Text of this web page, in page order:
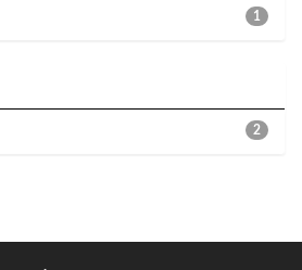
1
2